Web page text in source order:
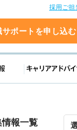
採用ご担
サポートを申し込む
転職支援情報
報一覧